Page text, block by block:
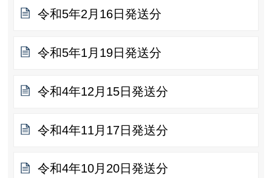
令和5年2月16日発送分
令和5年1月19日発送分
令和4年12月15日発送分
令和4年11月17日発送分
令和4年10月20日発送分